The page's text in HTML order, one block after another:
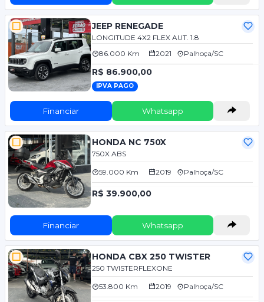
JEEP RENEGADE
LONGITUDE 4X2 FLEX AUT. 1.8
86.000 Km
2021 Palhoça/SC
R$ 86.900,00
IPVA PAGO
Financiar Whatsapp
HONDA NC 750X
750X ABS
59.000 Km 2019 Palhoça/SC
R$ 39.900,00
Financiar Whatsapp
HONDA CBX 250 TWISTER
250 TWISTERFLEXONE
53.800 Km 2019 Palhoça/SC